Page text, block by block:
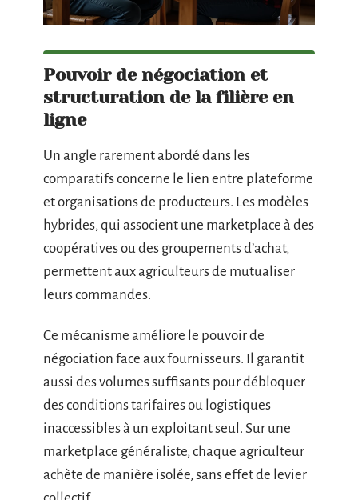
Pouvoir de négociation et
structuration de la filière en
ligne
Un angle rarement abordé dans les
comparatifs concerne le lien entre plateforme
et organisations de producteurs. Les modèles
hybrides, qui associent une marketplace à des
coopératives ou des groupements d’achat,
permettent aux agriculteurs de mutualiser
leurs commandes.
Ce mécanisme améliore le pouvoir de
négociation face aux fournisseurs. Il garantit
aussi des volumes suffisants pour débloquer
des conditions tarifaires ou logistiques
inaccessibles à un exploitant seul. Sur une
marketplace généraliste, chaque agriculteur
achète de manière isolée, sans effet de levier